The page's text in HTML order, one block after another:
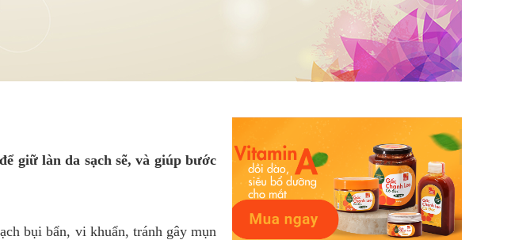
giữ làn da sạch sẽ, và giúp bước
bụi bẩn, vi khuẩn, tránh gây mụn